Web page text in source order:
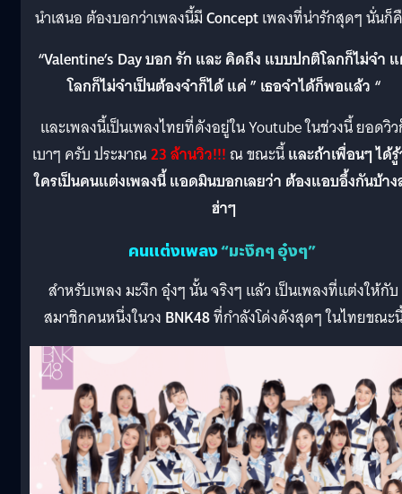
นำเสนอ ต้องบอกว่าเพลงนี้มีConceptเพลงที่น่ารักสุดๆ นั่นก็
“Valentine’s Day บอก รัก และ คิดถึง แบบปกติโลกก็ไม่จำ
โลกก็ไม่จำเป็นต้องจำก็ได้ แค่ ” เธอจำได้ก็พอแล้ว “
และเพลงนี้เป็นเพลงไทยที่ดังอยู่ใน Youtube ในช่วงนี้ ยอดวิ
เบาๆ ครับ ประมาณ23 ล้านวิว!!!ณ ขณะนี้และถ้าเพื่อนๆ ได้
ใครเป็นคนแต่งเพลงนี้ แอดมินบอกเลยว่า ต้องแอบอึ้งกันบ้าง
ฮ่าๆ
คนแต่งเพลง“มะงึกๆ อุ๋งๆ”
สำหรับเพลง มะงึก อุ๋งๆ นั้น จริงๆ แล้ว เป็นเพลงที่แต่งให้กับ
สมาชิกคนหนึ่งในวง BNK48ที่กำลังโด่งดังสุดๆ ในไทยขณะ